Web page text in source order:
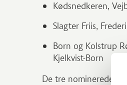
Kødsnedkeren,
Slagter Friis,
Born og Kolstrup
Kjelkvist-Born
De tre nominerede